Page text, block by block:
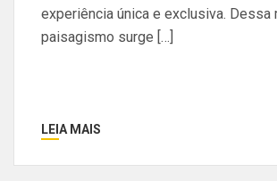
experiência única e exclusiva. Dessa
paisagismo surge […]
LEIA MAIS